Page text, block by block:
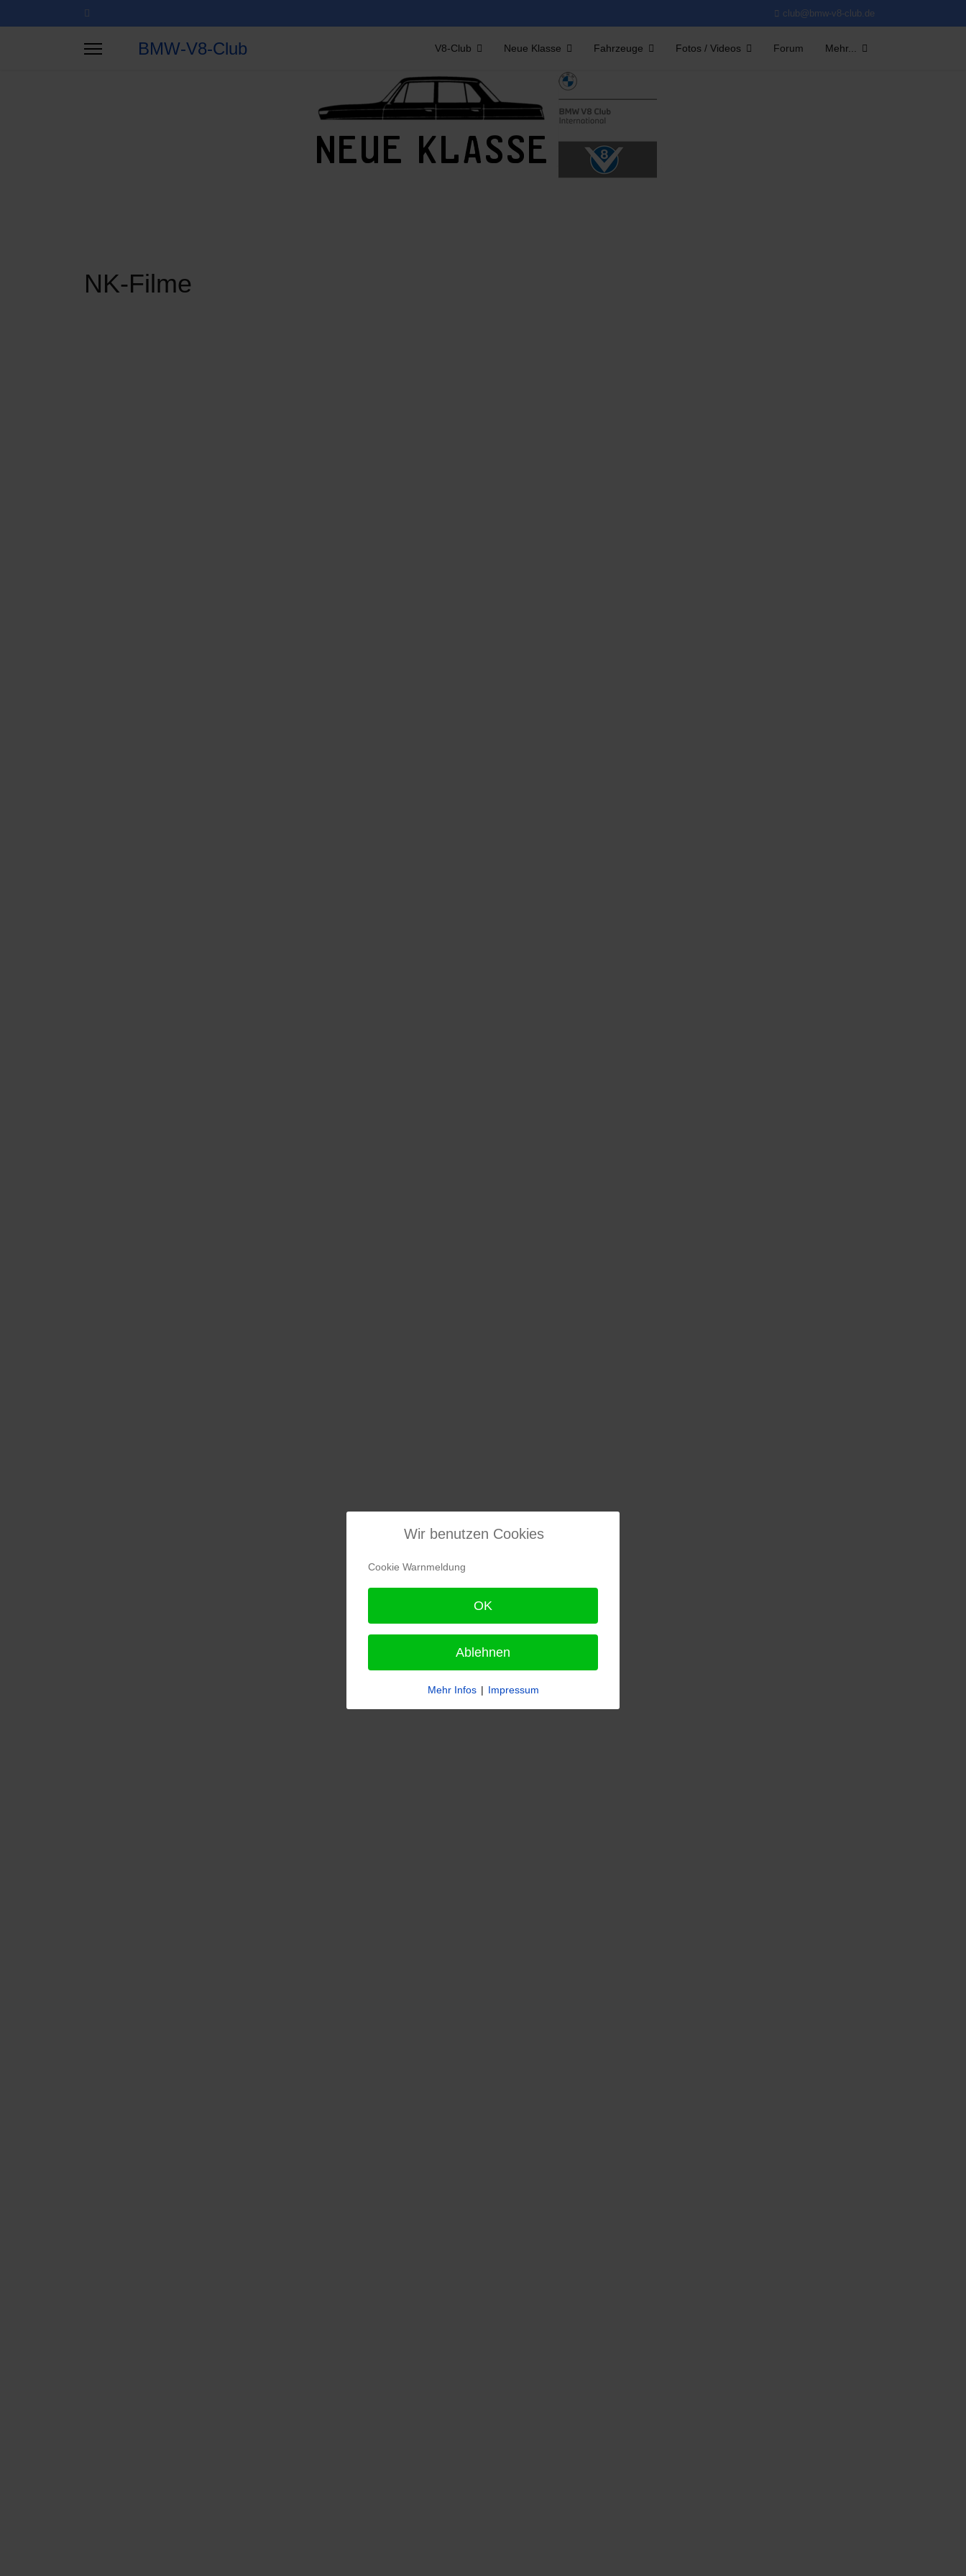
club@bmw-v8-club.de
BMW-V8-Club V8-Club Neue Klasse Fahrzeuge Fotos / Videos Forum Mehr...
NK-Filme
Wir benutzen Cookies
Cookie Warnmeldung
OK
Ablehnen
Mehr Infos | Impressum